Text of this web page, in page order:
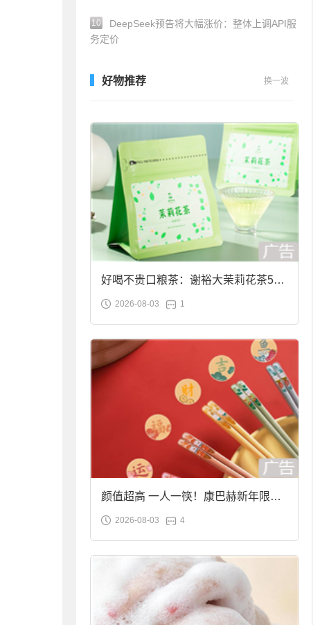
10
DeepSeek预告将大幅涨价：整体上调API服
务定价
好物推荐 换一波
好喝不贵口粮茶：谢裕大茉莉花茶50g
袋装9.9元到手
2026-08-03 1
颜值超高 一人一筷！康巴赫新年限定
合金筷子大促：19.9元
2026-08-03 4